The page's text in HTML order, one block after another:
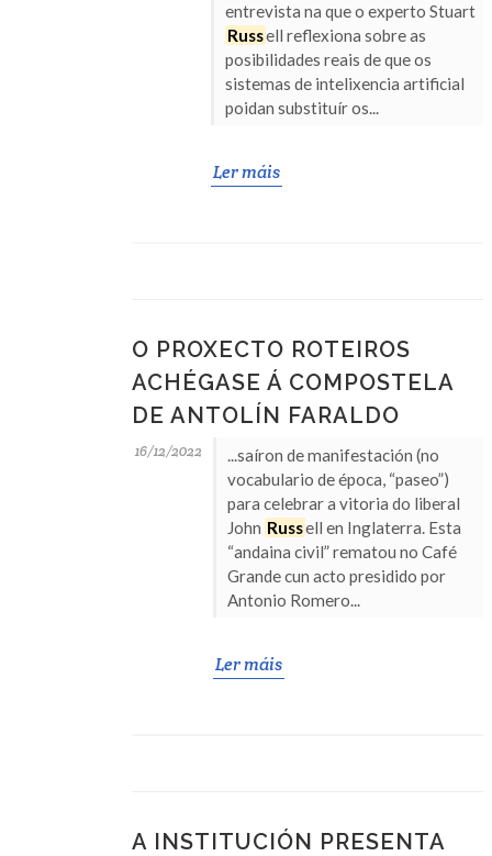
entrevista na que o experto Stuart
Russell reflexiona sobre as
posibilidades reais de que os
sistemas de intelixencia artificial
poidan substituír os...
Ler máis
O PROXECTO ROTEIROS
ACHÉGASE Á COMPOSTELA
DE ANTOLÍN FARALDO
16/12/2022
...saíron de manifestación (no
vocabulario de época, “paseo”)
para celebrar a vitoria do liberal
John Russell en Inglaterra. Esta
“andaina civil” rematou no Café
Grande cun acto presidido por
Antonio Romero...
Ler máis
A INSTITUCIÓN PRESENTA